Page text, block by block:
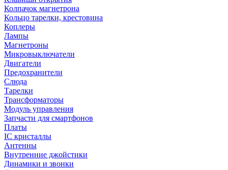
Колпачок магнетрона
Кольцо тарелки, крестовина
Коплеры
Лампы
Магнетроны
Микровыключатели
Двигатели
Предохранители
Слюда
Тарелки
Трансформаторы
Модуль управления
Запчасти для смартфонов
Платы
IC кристаллы
Антенны
Внутренние джойстики
Динамики и звонки